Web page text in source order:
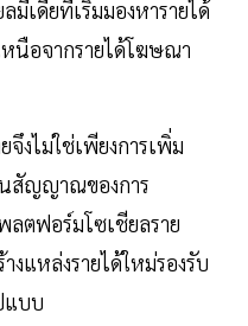
มีเดียที่เริ่มมองหารายได้
นือจากรายได้โฆษณา
งไม่ใช่เพียงการเพิ่ม
นสัญญาณของการ
ลตฟอร์มโซเชียลราย
แหล่งรายได้ใหม่รองรับ
แบบ